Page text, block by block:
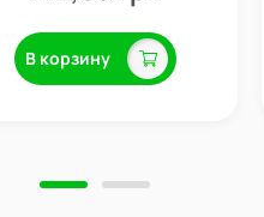
В корзину